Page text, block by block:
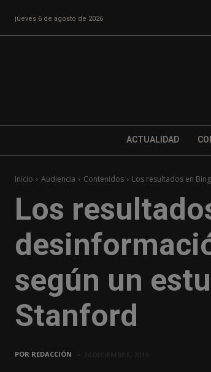
jueves 6 de agosto de 2026
ACTUALIDAD
Inicio Audiencia Contenidos Los resultados en
Los
según un
Stanford
POR REDACCIÓN